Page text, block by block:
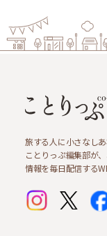
旅する人に小さなしあ
ことりっぷ編集部が
情報を毎日配信する